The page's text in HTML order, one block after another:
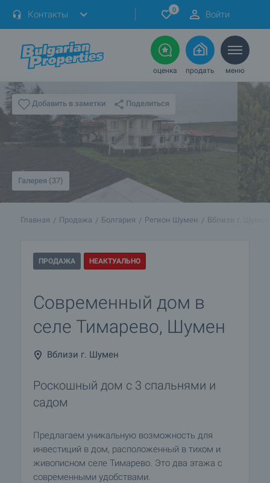
Контакты 0 Войти
оценка продать меню
Добавить в заметки Поделиться
Галерея (37)
Главная Продажа Болгария Регион Шумен Вблизи г. Шумен
ПРОДАЖА НЕАКТУАЛЬНО
Современный дом в
селе Тимарево, Шумен
Вблизи г. Шумен
Роскошный дом с 3 спальнями и
садом
Предлагаем уникальную возможность для
инвестиций в дом, расположенный в тихом и
живописном селе Тимарево. Это два этажа с
современными удобствами.